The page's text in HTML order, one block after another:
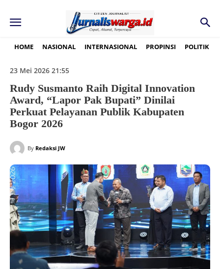
HOME NASIONAL INTERNASIONAL PROPINSI POLITIK
23 Mei 2026 21:55
Rudy Susmanto Raih Digital Innovation
Award, “Lapor Pak Bupati” Dinilai
Perkuat Pelayanan Publik Kabupaten
Bogor 2026
By Redaksi JW